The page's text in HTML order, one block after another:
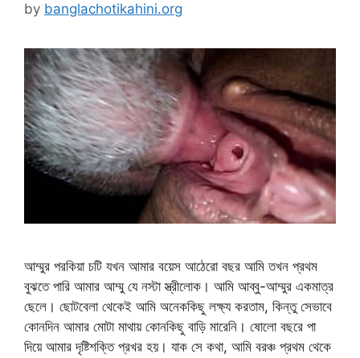
by banglachotikahini.org
আম্মুর পরকিয়া চটি যখন আমার বয়েস আঠেরো বছর আমি তখন প্রথম
বুঝতে পারি আমার আম্মু যে নস্টা স্ত্রীলোক। আমি আব্বু-আম্মুর একমাত্র
ছেলে। ছোটবেলা থেকেই আমি অনেককিছু লক্ষ্য করতাম, কিন্তু সেভাবে
কোনদিন আমার মোটা মাথায় কোনকিছু বাড়ি মারেনি। ষোলো বছরে পা
দিয়ে আমার দৃষ্টিশক্তি প্রখর হয়। যাক সে কথা, আমি বরঞ্চ প্রথম থেকে